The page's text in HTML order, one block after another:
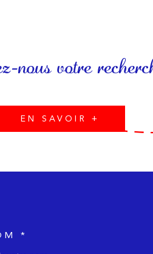
nous votre
EN SAVOIR +
*